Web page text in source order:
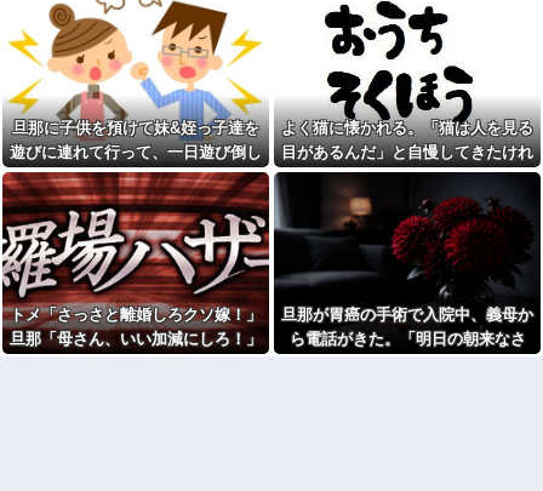
【画像】恋する女さん、ネッ
ト民が驚愕する大変身を遂げて
しまう←コレは凄過ぎるw w w
w w w w w
【画像】東京のライオンさ
ん、溶けるｗｗｗｗｗｗｗｗｗ
ｗｗｗｗｗｗｗｗｗｗｗｗｗ
【衝撃】蓮舫「蓮舫だから叩
いて良いという報道に向き合い
ます！」X民「高市だから叩いて
良いをやってるのがお前だろ」
←これ…w w
【画像】セブンイレブンのバ
イト「AIにちいかわの画像を食
わせてっと………できた！」
告白してきた会社の同僚と結
婚したが１か月たたずにレスに
→俺「〇〇だから夜を拒否する
のか！」嫁「そうｗあんたはた
か！？他
【悲報】スマホゲーム業界、
ガチで限界へ…「サ終」相次ぎ
倒産が過去最多ペース “当たれ
ば一攫千金”の時代が終わる
嫁「これってさ、浮気だよ
ね？」俺「まぁそういうことに
なりますかね」
本屋に現れた異臭＆浮浪者風
の男、ペタンコのボストンバッ
グをパンパンにして無会計で退
店！Gメンに確保され「なん
で？」と本気で困惑ｗｗｗ
警察や検察が冤罪率をデータ
として公表すべきだと思う
ウトメ「離婚しなさい」私夫
婦「！？」コトメ「いかがわし
いお店に入ってくのを見た！特
徴が一緒」夫「コトメはなんで
旦那に子供を預けて妹&姪っ子達を
遊びに連れて行って、一日遊び倒し
た。すると、旦那と喧嘩になってし
まい...
よく猫に懐かれる。「猫は人を見る
目があるんだ」と自慢してきたけれ
ど、今日たまたま読んだ記事である
ことを目にした
トメ「さっさと離婚しろクソ嫁！」
旦那「母さん、いい加減にしろ！」
旦那が胃癌の手術で入院中、義母か
ら電話がきた。「明日の朝来なさ